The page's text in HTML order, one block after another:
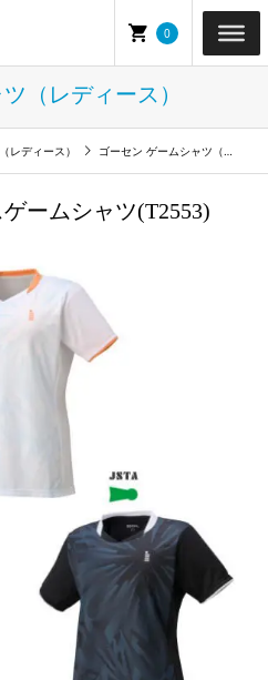
0
（レディース）
レディース） ゴーセン ゲームシャツ（レディース）
ームシャツ(T2553)